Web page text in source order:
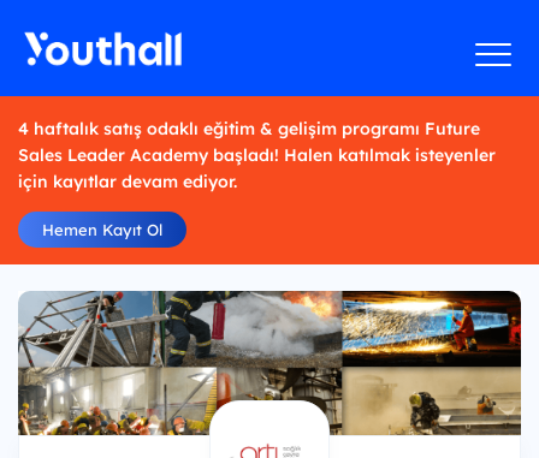
4 haftalık satış odaklı eğitim & gelişim programı Future
Sales Leader Academy başladı! Halen katılmak isteyenler
için kayıtlar devam ediyor.
Hemen Kayıt Ol